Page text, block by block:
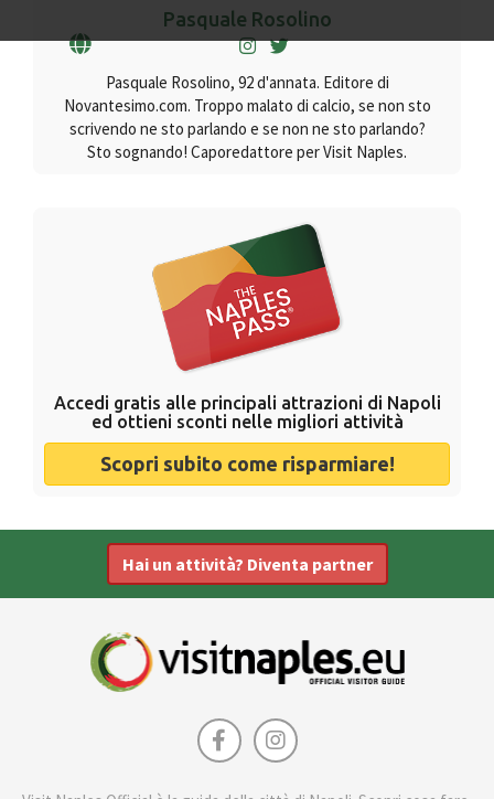
Pasquale Rosolino
Pasquale Rosolino, 92 d'annata. Editore di
Novantesimo.com. Troppo malato di calcio, se non sto
scrivendo ne sto parlando e se non ne sto parlando?
Sto sognando! Caporedattore per Visit Naples.
Accedi gratis alle principali attrazioni di Napoli
ed ottieni sconti nelle migliori attività
Scopri subito come risparmiare!
Hai un attività? Diventa partner